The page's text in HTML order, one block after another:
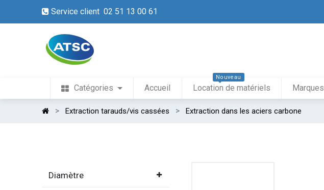
Service client 02 51 13 00 61
Catégories Accueil Location de matériels
Nouveau
Marques
Extraction tarauds/vis cassées Extraction dans les aciers carbone
Diamètre